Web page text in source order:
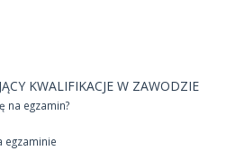
KWALIFIKACJE W ZAWODZIE
na egzamin?